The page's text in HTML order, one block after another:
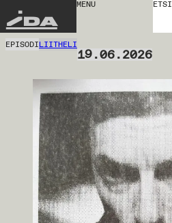
IDA
MENU ETSI
EPISODILIITHELI
19.06.2026